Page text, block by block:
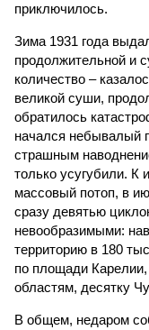
приключилось.
Зима 1931 года
продолжительной и
количество –
великой суши,
обратилось
начался небывалый
страшным
только усугубили. К
массовый потоп, в
сразу девятью
невообразимыми:
территорию в 180
по площади
областям, десятку
В общем, недаром